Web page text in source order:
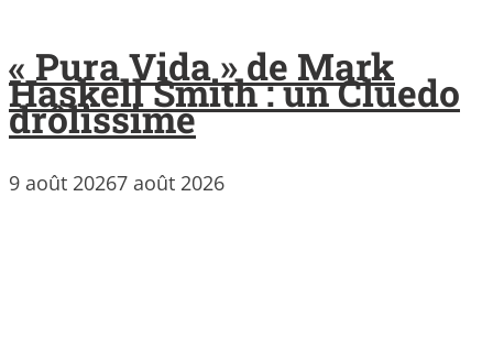
« Pura Vida » de Mark
Haskell Smith : un Cluedo
drôlissime
9 août 20267 août 2026